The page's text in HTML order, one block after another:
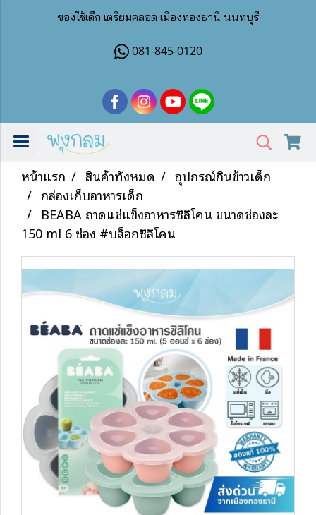
ของใช้เด็ก เตรียมคลอด เมืองทองธานี นนทบุรี
081-845-0120
หน้าแรก สินค้าทั้งหมด
อุปกรณ์กินข้าวเด็ก
กล่องเก็บอาหารเด็ก
BEABA ถาดแช่แข็งอาหารซิลิโคน ขนาดช่องละ
150 ml 6 ช่อง #บล็อกซิลิโคน